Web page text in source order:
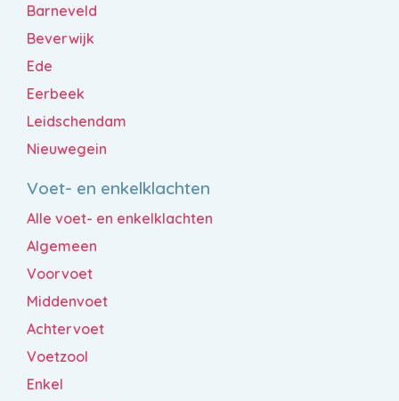
Barneveld
Beverwijk
Ede
Eerbeek
Leidschendam
Nieuwegein
Voet- en enkelklachten
Alle voet- en enkelklachten
Algemeen
Voorvoet
Middenvoet
Achtervoet
Voetzool
Enkel